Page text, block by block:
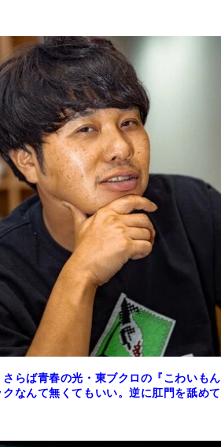
さらば青春の光・東ブクロの『こわいもん
なんて無くてもいい。逆に肛門を舐めて